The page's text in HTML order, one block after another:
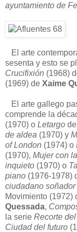
ayuntamiento de
El arte
sesenta y esto se
Crucifixión (1968)
(1969) de Xaime
El arte gallego
comprende la
(1970) o Letargo de
de aldea (1970) y
of London (1974) o
(1970), Mujer con
inquieto (1970) o
piano (1976-1978)
ciudadano soñador
Movimiento (1972)
Quessada,
la serie Recorte
Ciudad del futuro